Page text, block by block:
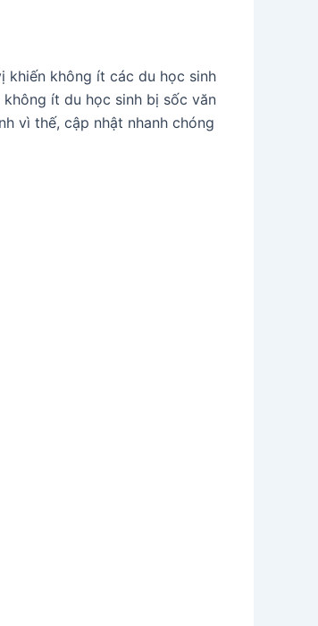
khiến không ít các du học sinh
ít du học sinh bị sốc văn
vì thế, cập nhật nhanh chóng